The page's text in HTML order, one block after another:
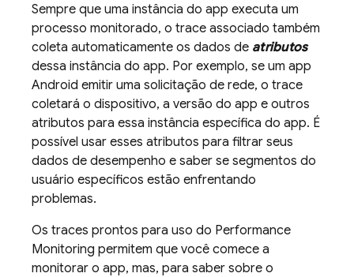
Sempre que uma instância do app executa um
processo monitorado, o trace associado também
coleta automaticamente os dados de atributos
dessa instância do app. Por exemplo, se um app
Android emitir uma solicitação de rede, o trace
coletará o dispositivo, a versão do app e outros
atributos para essa instância específica do app. É
possível usar esses atributos para filtrar seus
dados de desempenho e saber se segmentos do
usuário específicos estão enfrentando
problemas.
Os traces prontos para uso do Performance
Monitoring permitem que você comece a
monitorar o app, mas, para saber sobre o